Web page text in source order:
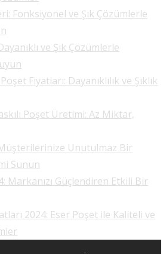
Fonksiyonel ve Şık Çözümlerle
ve Şık Çözümlerle
Fiyatları: Dayanıklılık ve Şıklık
Poşet Üretimi: Az Miktar,
Unutulmaz Bir
Sunun
Markanızı Güçlendiren Etkili Bir
2024: Eser Poşet ile Kaliteli ve